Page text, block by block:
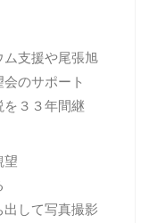
支援や尾張旭
のサポート
３３年間継
望
して写真撮影